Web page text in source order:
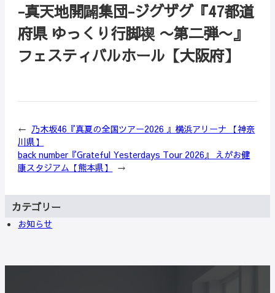
-真天地開闢集団-ジグザグ『47都道
府県 ゆっくり行脚禊 〜第二弾〜』
フェスティバルホール【大阪府】
← 乃木坂46『真夏の全国ツアー2026 』横浜アリーナ 【神奈
川県】
back number『Grateful Yesterdays Tour 2026』 えがお健
康スタジアム【熊本県】
→
カテゴリー
お知らせ